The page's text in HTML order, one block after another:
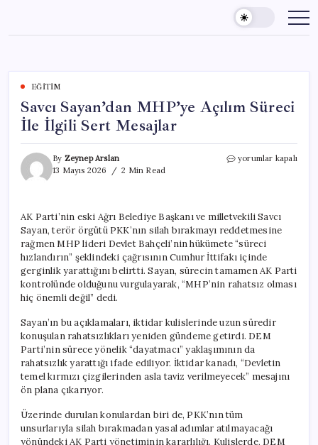
content
EĞITIM
Savcı Sayan’dan MHP’ye Açılım Süreci
İle İlgili Sert Mesajlar
By Zeynep Arslan
13 Mayıs 2026
2 Min Read
Savcı
İle
İlgili
Sert
Mesajlar
için
yorumlar kapalı
AK Parti’nin eski Ağrı Belediye Başkanı ve milletvekili Savcı
Sayan, terör örgütü PKK’nın silah bırakmayı reddetmesine
rağmen MHP lideri Devlet Bahçeli’nin hükümete “süreci
hızlandırın” şeklindeki çağrısının Cumhur İttifakı içinde
gerginlik yarattığını belirtti. Sayan, sürecin tamamen AK Parti
kontrolünde olduğunu vurgulayarak, “MHP’nin rahatsız olması
hiç önemli değil” dedi.
Sayan’ın bu açıklamaları, iktidar kulislerinde uzun süredir
konuşulan rahatsızlıkları yeniden gündeme getirdi. DEM
Parti’nin sürece yönelik “dayatmacı” yaklaşımının da
rahatsızlık yarattığı ifade ediliyor. İktidar kanadı, “Devletin
temel kırmızı çizgilerinden asla taviz verilmeyecek” mesajını
ön plana çıkarıyor.
Üzerinde durulan konulardan biri de, PKK’nın tüm
unsurlarıyla silah bırakmadan yasal adımlar atılmayacağı
yönündeki AK Parti yönetiminin kararlılığı. Kulislerde, DEM